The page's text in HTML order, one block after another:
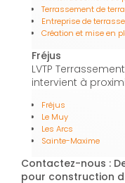
Terrassement de
Entreprise de
Création et mise en
Fréjus
LVTP
intervient à
Fréjus
Le Muy
Les Arcs
Sainte-Maxime
Contactez-nous :
pour construction